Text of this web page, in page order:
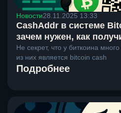
Новости28.11.2025 13:33
CashAddr в системе
зачем нужен, как
Не секрет, что у биткоина
из них является bitcoin cash
Подробнее